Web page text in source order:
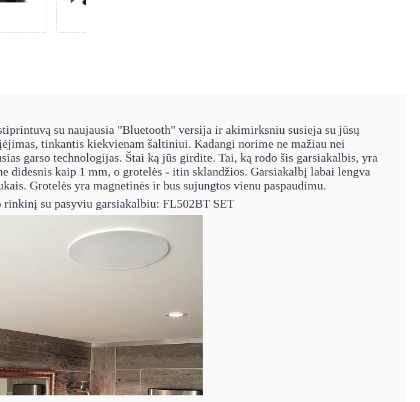
su naujausia "Bluetooth" versija ir akimirksniu susieja su jūsų
tinkantis kiekvienam šaltiniui. Kadangi norime ne mažiau nei
garso technologijas. Štai ką jūs girdite. Tai, ką rodo šis garsiakalbis, yra
didesnis kaip 1 mm, o grotelės - itin sklandžios. Garsiakalbį labai lengva
Grotelės yra magnetinės ir bus sujungtos vienu paspaudimu.
su pasyviu garsiakalbiu: FL502BT SET